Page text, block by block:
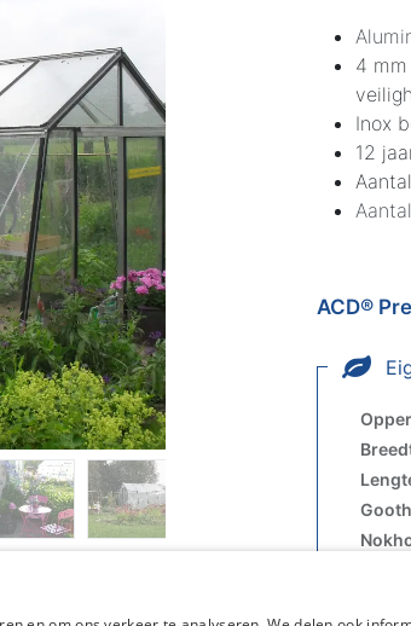
4
Inox
12
ACD®